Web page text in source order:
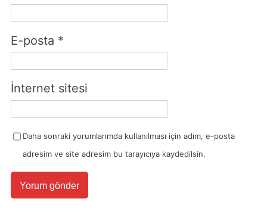
E-posta *
İnternet sitesi
Daha sonraki yorumlarımda kullanılması için adım, e-posta
adresim ve site adresim bu tarayıcıya kaydedilsin.